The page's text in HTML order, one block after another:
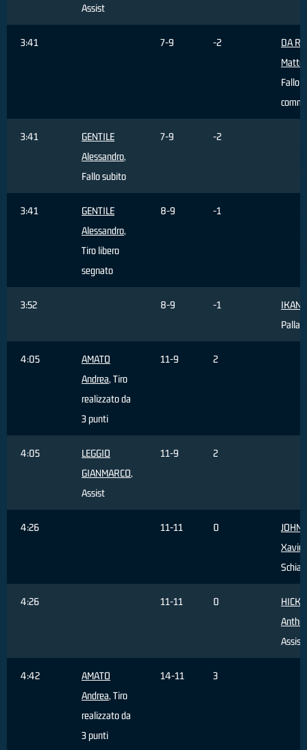
Assist
3:41 7-9 -2
DA
Fallo
3:41
GENTILE
Alessandro,
Fallo subito
7-9 -2
3:41
GENTILE
Alessandro,
Tiro libero
segnato
8-9 -1
3:52 8-9 -1
Palla
4:05
AMATO
Andrea, Tiro
realizzato da
3 punti
11-9 2
4:05
LEGGIO
GIANMARCO,
Assist
11-9 2
4:26 11-11 0
Xavier
4:26 11-11 0
Assist
4:42
AMATO
Andrea, Tiro
realizzato da
3 punti
14-11 3